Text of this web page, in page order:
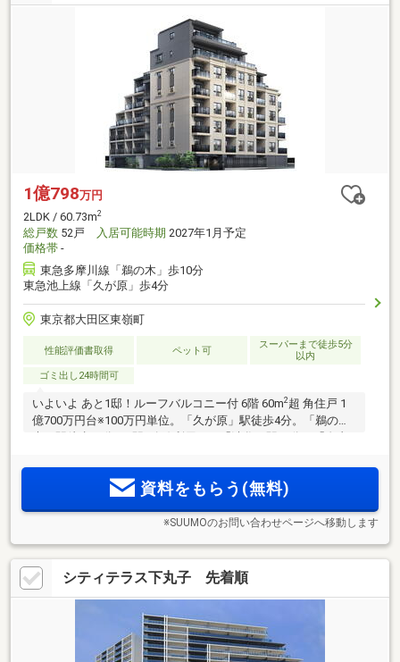
1億798万円
2LDK / 60.73m2
総戸数 52戸 入居可能時期 2027年1月予定
価格帯 -
東急多摩川線「鵜の木」歩10分
東急池上線「久が原」歩4分
東京都大田区東嶺町
性能評価書取得 ペット可
スーパーまで徒歩5分
以内
ゴミ出し24時間可
いよいよ あと1邸！ルーフバルコニー付 6階 60m2超 角住戸 1
億700万円台※100万円単位。「久が原」駅徒歩4分。「鵜の
が身近。全27タイプの多彩なプラン。
資料をもらう(無料)
※SUUMOのお問い合わせページへ移動します
シティテラス下丸子 先着順